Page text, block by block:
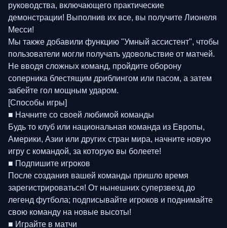
руководства, включающего практические
демонстрации! Выполнив их все, вы получите Лионеля
Месси!
Мы также добавили функцию "Умный ассистент", чтобы
пользователи могли получать удовольствие от матчей.
Не вводя сложных команд, пройдите оборону
соперника блестящим дриблингом или пасом, а затем
забейте гол мощным ударом.
[Способы игры]
■ Начните со своей любимой команды
Будь то клуб или национальная команда из Европы,
Америки, Азии или других стран мира, начните новую
игру с командой, за которую вы болеете!
■ Подпишите игроков
После создания вашей команды пришло время
зарегистрироваться! От нынешних суперзвезд до
легенд футбола; подписывайте игроков и поднимайте
свою команду на новые высоты!
■ Играйте в матчи